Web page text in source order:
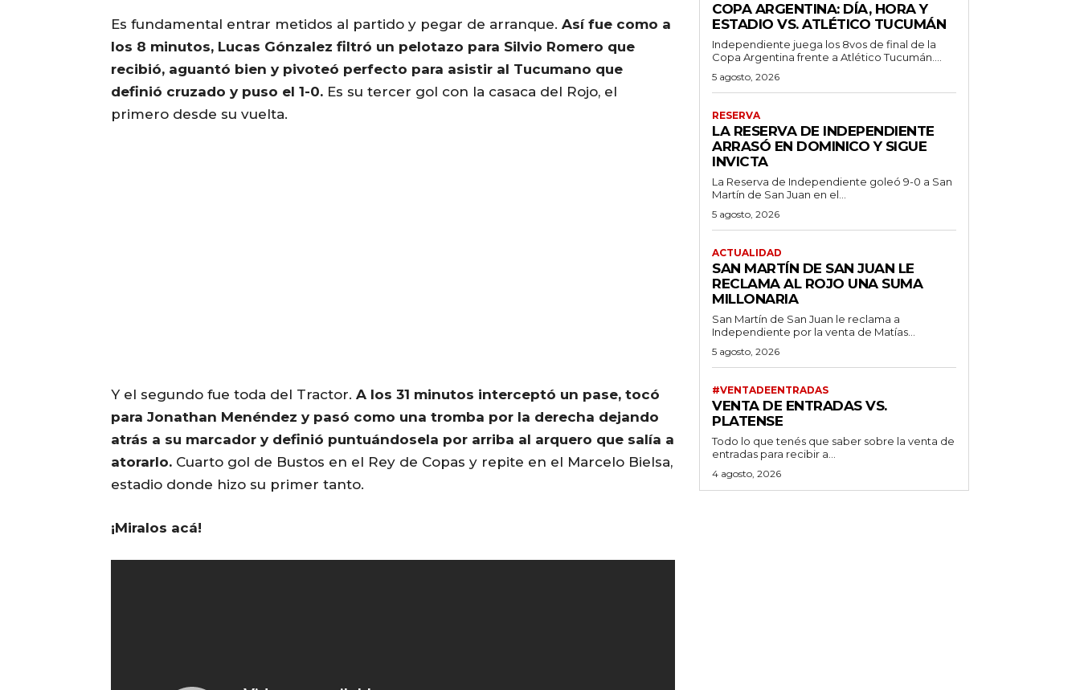
Es fundamental entrar metidos al partido y pegar de arranque. Así fue como a
los 8 minutos, Lucas Gónzalez filtró un pelotazo para Silvio Romero que
recibió, aguantó bien y pivoteó perfecto para asistir al Tucumano que
definió cruzado y puso el 1-0. Es su tercer gol con la casaca del Rojo, el
primero desde su vuelta.
Y el segundo fue toda del Tractor. A los 31 minutos interceptó un pase, tocó
para Jonathan Menéndez y pasó como una tromba por la derecha dejando
atrás a su marcador y definió puntuándosela por arriba al arquero que salía a
atorarlo. Cuarto gol de Bustos en el Rey de Copas y repite en el Marcelo Bielsa,
estadio donde hizo su primer tanto.
¡Miralos acá!
COPA ARGENTINA: DÍA, HORA Y
ESTADIO VS. ATLÉTICO TUCUMÁN
Independiente juega los 8vos de final de la
Copa Argentina frente a Atlético Tucumán....
5 agosto, 2026
RESERVA
LA RESERVA DE INDEPENDIENTE
ARRASÓ EN DOMINICO Y SIGUE
INVICTA
La Reserva de Independiente goleó 9-0 a San
Martín de San Juan en el...
5 agosto, 2026
ACTUALIDAD
SAN MARTÍN DE SAN JUAN LE
RECLAMA AL ROJO UNA SUMA
MILLONARIA
San Martín de San Juan le reclama a
Independiente por la venta de Matías...
5 agosto, 2026
#VENTADEENTRADAS
VENTA DE ENTRADAS VS.
PLATENSE
Todo lo que tenés que saber sobre la venta de
entradas para recibir a...
4 agosto, 2026